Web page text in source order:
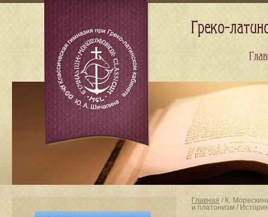
Главная / К.
и платонизм /
Греко-